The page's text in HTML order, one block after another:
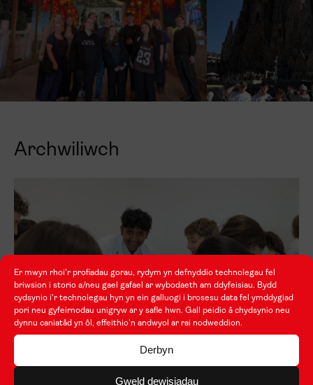
Er mwyn rhoi'r profiadau gorau, rydym yn defnyddio technolegau fel
briwsion i storio a/neu gael gafael ar wybodaeth am ddyfeisiau. Bydd
cydsynio i'r technolegau hyn yn ein galluogi i brosesu data fel ymddygiad
pori neu gyfeirnodau unigryw ar y safle hwn. Gall peidio â chydsynio neu
dynnu caniatâd yn ôl, effeithio'n andwyol ar rai nodweddion.
Derbyn
Gweld dewisiadau
Archwiliwch